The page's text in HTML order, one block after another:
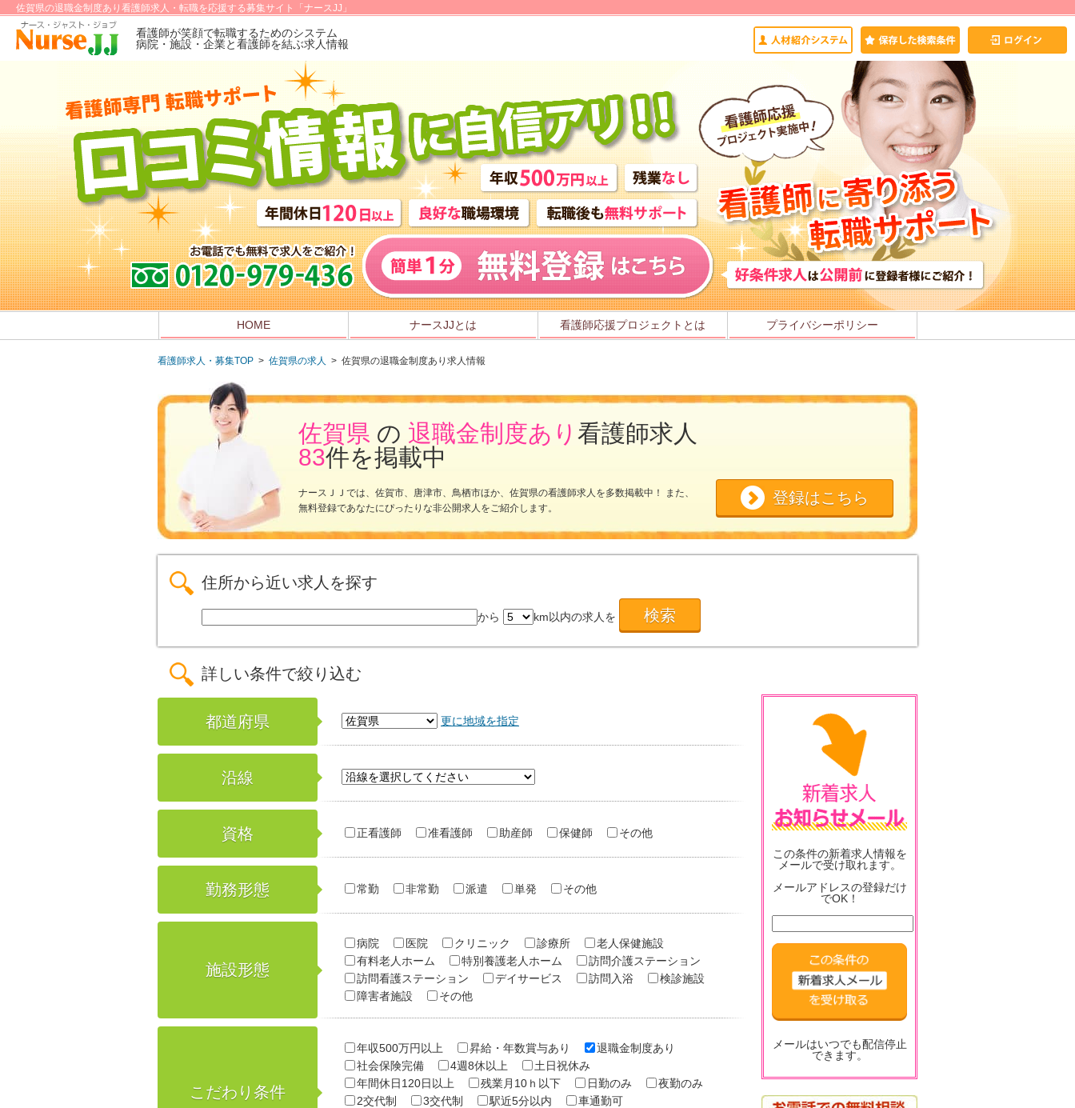
佐賀県の退職金制度あり看護師求人・転職を応援する募集サイト「ナースJJ」
看護師が笑顔で転職するためのシステム
病院・施設・企業と看護師を結ぶ求人情報
HOME ナースJJとは 看護師応援プロジェクトとは プライバシーポリシー
看護師求人・募集TOP > 佐賀県の求人 > 佐賀県の退職金制度あり求人情報
佐賀県 の 退職金制度あり 看護師求人
83件を掲載中
ナースＪＪでは、佐賀市、唐津市、鳥栖市ほか、佐賀県の看護師求人を多数掲載中！ また、
無料登録であなたにぴったりな非公開求人をご紹介します。
登録はこちら
住所から近い求人を探す
から km以内の求人を
詳しい条件で絞り込む
都道府県 更に地域を指定
沿線
資格 正看護師 准看護師 助産師 保健師 その他
勤務形態 常勤 非常勤 派遣 単発 その他
施設形態
病院 医院 クリニック 診療所
老人保健施設
有料老人ホーム
特別養護老人ホーム
訪問介護ステーション
訪問看護ステーション
デイサービス 訪問入浴
検診施設
障害者施設
その他
こだわり条件
年収500万円以上 昇給・年数賞与あり
退職金制度あり
社会保険完備
4週8休以上
土日祝休み
年間休日120日以上
残業月10ｈ以下 日勤のみ
夜勤のみ
2交代制
3交代制 駅近5分以内
車通勤可
この条件の新着求人情報を
メールで受け取れます。
メールアドレスの登録だけ
でOK！
メールはいつでも配信停止
できます。